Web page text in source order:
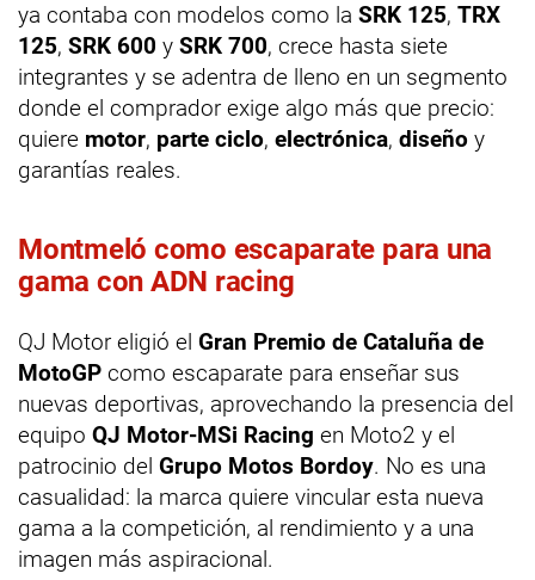
ya contaba con modelos como la SRK 125, TRX
125, SRK 600 y SRK 700, crece hasta siete
integrantes y se adentra de lleno en un segmento
donde el comprador exige algo más que precio:
quiere motor, parte ciclo, electrónica, diseño y
garantías reales.
Montmeló como escaparate para una
gama con ADN racing
QJ Motor eligió el Gran Premio de Cataluña de
MotoGP como escaparate para enseñar sus
nuevas deportivas, aprovechando la presencia del
equipo QJ Motor-MSi Racing en Moto2 y el
patrocinio del Grupo Motos Bordoy. No es una
casualidad: la marca quiere vincular esta nueva
gama a la competición, al rendimiento y a una
imagen más aspiracional.